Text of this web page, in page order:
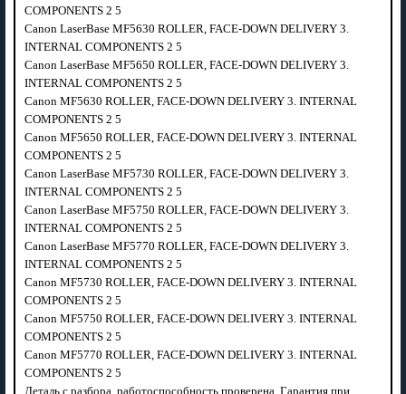
COMPONENTS 2 5
Canon LaserBase MF5630 ROLLER, FACE-DOWN DELIVERY 3.
INTERNAL COMPONENTS 2 5
Canon LaserBase MF5650 ROLLER, FACE-DOWN DELIVERY 3.
INTERNAL COMPONENTS 2 5
Canon MF5630 ROLLER, FACE-DOWN DELIVERY 3. INTERNAL
COMPONENTS 2 5
Canon MF5650 ROLLER, FACE-DOWN DELIVERY 3. INTERNAL
COMPONENTS 2 5
Canon LaserBase MF5730 ROLLER, FACE-DOWN DELIVERY 3.
INTERNAL COMPONENTS 2 5
Canon LaserBase MF5750 ROLLER, FACE-DOWN DELIVERY 3.
INTERNAL COMPONENTS 2 5
Canon LaserBase MF5770 ROLLER, FACE-DOWN DELIVERY 3.
INTERNAL COMPONENTS 2 5
Canon MF5730 ROLLER, FACE-DOWN DELIVERY 3. INTERNAL
COMPONENTS 2 5
Canon MF5750 ROLLER, FACE-DOWN DELIVERY 3. INTERNAL
COMPONENTS 2 5
Canon MF5770 ROLLER, FACE-DOWN DELIVERY 3. INTERNAL
COMPONENTS 2 5
Деталь с разбора, работоспособность проверена. Гарантия при